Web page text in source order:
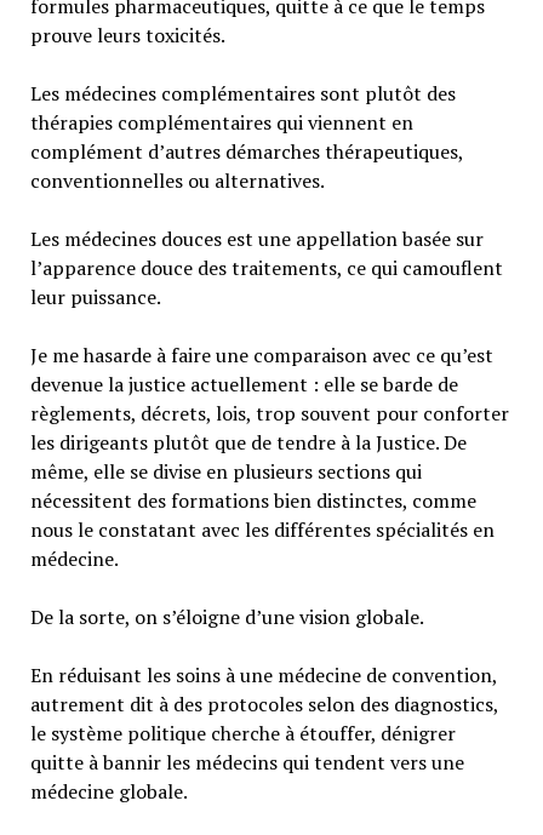
formules pharmaceutiques, quitte à ce que le temps
prouve leurs toxicités.
Les médecines complémentaires sont plutôt des
thérapies complémentaires qui viennent en
complément d’autres démarches thérapeutiques,
conventionnelles ou alternatives.
Les médecines douces est une appellation basée sur
l’apparence douce des traitements, ce qui camouflent
leur puissance.
Je me hasarde à faire une comparaison avec ce qu’est
devenue la justice actuellement : elle se barde de
règlements, décrets, lois, trop souvent pour conforter
les dirigeants plutôt que de tendre à la Justice. De
même, elle se divise en plusieurs sections qui
nécessitent des formations bien distinctes, comme
nous le constatant avec les différentes spécialités en
médecine.
De la sorte, on s’éloigne d’une vision globale.
En réduisant les soins à une médecine de convention,
autrement dit à des protocoles selon des diagnostics,
le système politique cherche à étouffer, dénigrer
quitte à bannir les médecins qui tendent vers une
médecine globale.